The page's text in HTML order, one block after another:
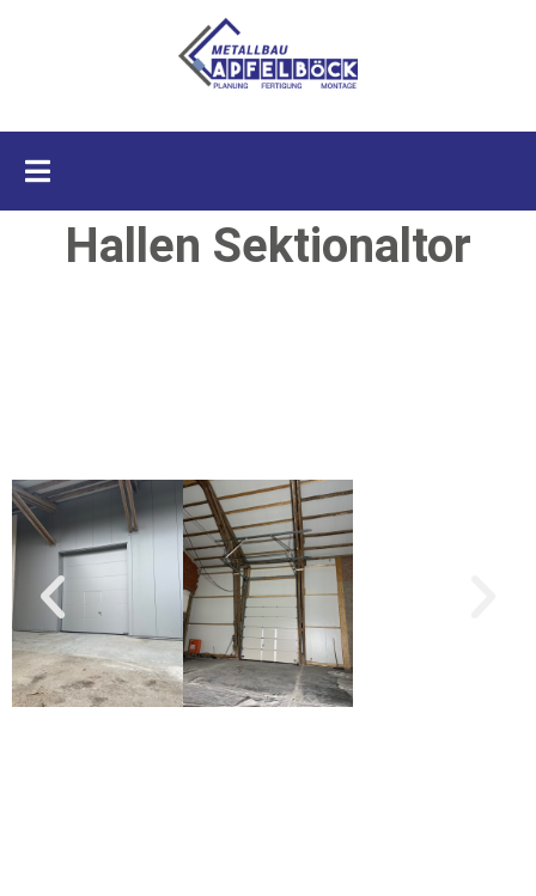
Hallen Sektionaltor